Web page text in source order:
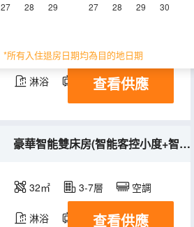
27 28 29 27 28 29 30
*所有入住退房日期均為目的地日期
42㎡ 3-7層 空調
淋浴 電視機
查看供應
豪華智能雙床房(智能客控小度+智能馬桶+手機投屏)
32㎡ 3-7層 空調
淋浴 電視機
查看供應